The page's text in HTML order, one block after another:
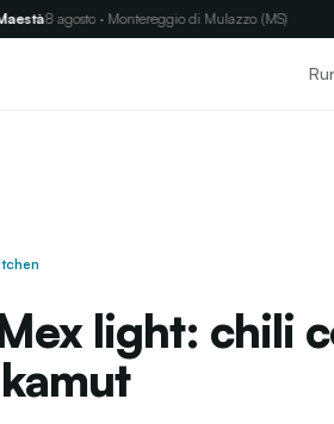
· Montereggio di Mulazzo (MS) GiiR
light: chili